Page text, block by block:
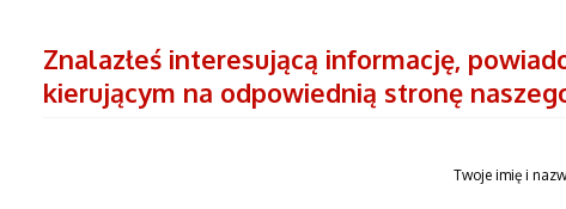
Znalazłeś interesującą informację,
kierującym na odpowiednią stronę
Twoje imię i